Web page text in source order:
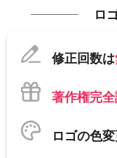
ロ
修正回数は
著作権完
ロゴの色